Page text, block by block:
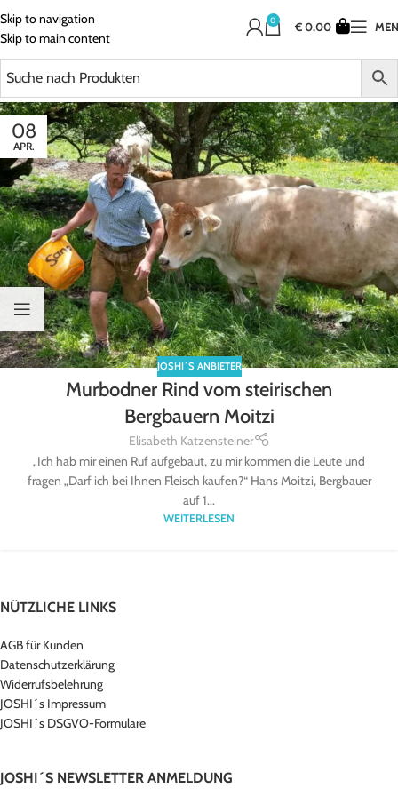
Skip to navigation
Skip to main content
0 €0,00
08
APR.
JOSHI´S ANBIETER
Murbodner Rind vom steirischen
Bergbauern Moitzi
Elisabeth Katzensteiner
„Ich hab mir einen Ruf aufgebaut, zu mir kommen die Leute und
fragen „Darf ich bei Ihnen Fleisch kaufen?“ Hans Moitzi, Bergbauer
auf 1...
WEITERLESEN
NÜTZLICHE LINKS
AGB für Kunden
Datenschutzerklärung
Widerrufsbelehrung
JOSHI´s Impressum
JOSHI´s DSGVO-Formulare
JOSHI´S NEWSLETTER ANMELDUNG